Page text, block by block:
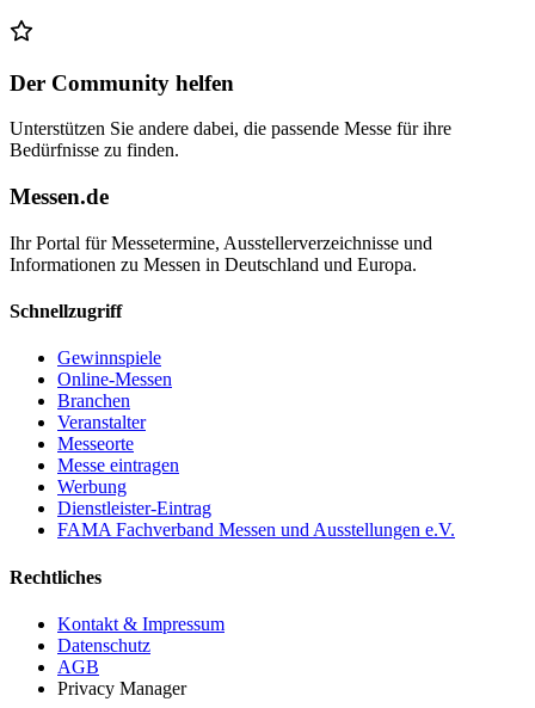
Der Community helfen
Unterstützen Sie andere dabei, die passende Messe für ihre
Bedürfnisse zu finden.
Messen.de
Ihr Portal für Messetermine, Ausstellerverzeichnisse und
Informationen zu Messen in Deutschland und Europa.
Schnellzugriff
Gewinnspiele
Online-Messen
Branchen
Veranstalter
Messeorte
Messe eintragen
Werbung
Dienstleister-Eintrag
FAMA Fachverband Messen und Ausstellungen e.V.
Rechtliches
Kontakt & Impressum
Datenschutz
AGB
Privacy Manager